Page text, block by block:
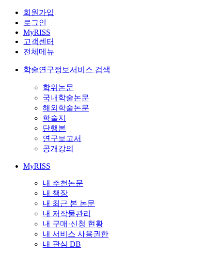
회원가입
로그인
MyRISS
고객센터
전체메뉴
학술연구정보서비스 검색
학위논문
국내학술논문
해외학술논문
학술지
단행본
연구보고서
공개강의
MyRISS
내 추천논문
내 책장
내 최근 본 논문
내 저작물관리
내 구매·신청 현황
내 서비스 사용권한
내 관심 DB